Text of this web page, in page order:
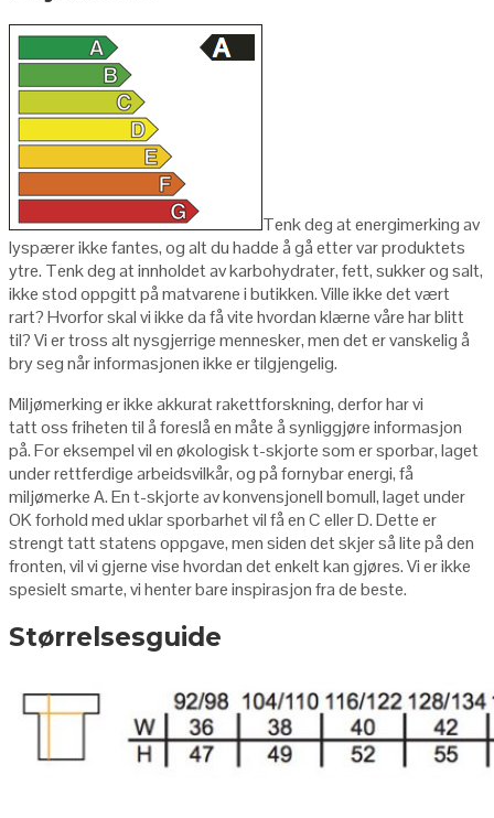
Tenk deg at energimerking av
lyspærer ikke fantes, og alt du hadde å gå etter var produktets
ytre. Tenk deg at innholdet av karbohydrater, fett, sukker og salt,
ikke stod oppgitt på matvarene i butikken. Ville ikke det vært
rart? Hvorfor skal vi ikke da få vite hvordan klærne våre har blitt
til? Vi er tross alt nysgjerrige mennesker, men det er vanskelig å
bry seg når informasjonen ikke er tilgjengelig.
Miljømerking er ikke akkurat rakettforskning, derfor har vi
tatt oss friheten til å foreslå en måte å synliggjøre informasjon
på. For eksempel vil en økologisk t-skjorte som er sporbar, laget
under rettferdige arbeidsvilkår, og på fornybar energi, få
miljømerke A. En t-skjorte av konvensjonell bomull, laget under
OK forhold med uklar sporbarhet vil få en C eller D. Dette er
strengt tatt statens oppgave, men siden det skjer så lite på den
fronten, vil vi gjerne vise hvordan det enkelt kan gjøres. Vi er ikke
spesielt smarte, vi henter bare inspirasjon fra de beste.
Størrelsesguide